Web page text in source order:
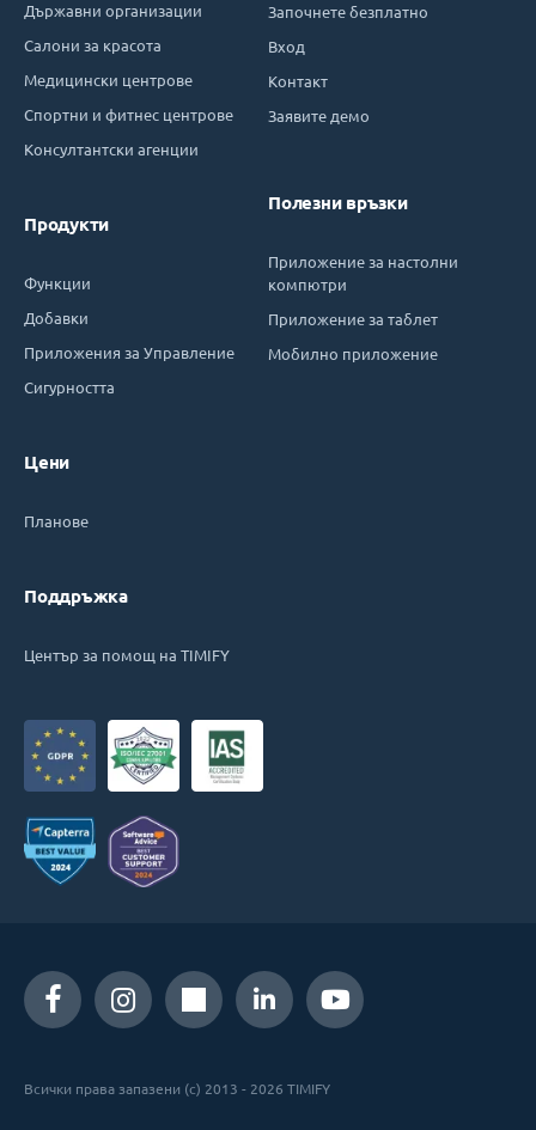
Държавни организации
Салони за красота
Медицински центрове
Спортни и фитнес центрове
Консултантски агенции
Продукти
Функции
Добавки
Приложения за Управление
Сигурността
Цени
Планове
Поддръжка
Център за помощ на TIMIFY
Започнете безплатно
Вход
Контакт
Заявите демо
Полезни връзки
Приложение за настолни
компютри
Приложение за таблет
Мобилно приложение
Всички права запазени (c) 2013 - 2026 TIMIFY